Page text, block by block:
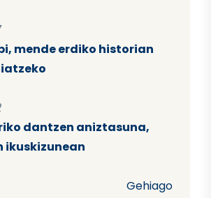
mende erdiko historian
dantzen aniztasuna,
ikuskizunean
Gehiago